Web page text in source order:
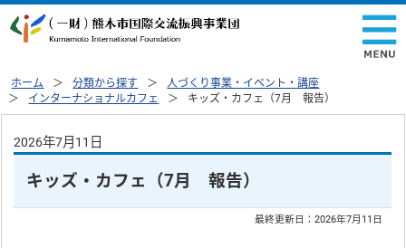
ホーム 分類から探す
人づくり事業・イベント・講座
インターナショナルカフェ
キッズ・カフェ（7月 報告）
2026年7月11日
キッズ・カフェ（7月 報告）
最終更新日：2026年7月11日